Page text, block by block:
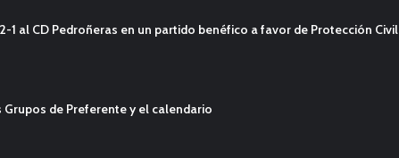
1 al CD Pedroñeras en un partido benéfico a favor de Protección Civil
de Preferente y el calendario